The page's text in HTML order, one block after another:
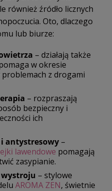
również źródło licznych
Oto, dlaczego
lub biurze:
– działają także
w okresie
z drogami
– rozpraszają
bezpieczny i
ich
antystresowy –
lawendowe pomagają
zasypianie.
wystroju – stylowe
AROMA ZEN, świetnie